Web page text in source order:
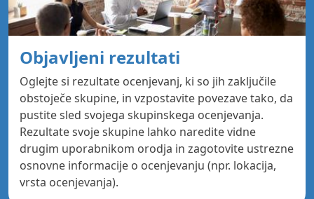
Objavljeni rezultati
Oglejte si rezultate ocenjevanj, ki so jih zaključile
obstoječe skupine, in vzpostavite povezave tako, da
pustite sled svojega skupinskega ocenjevanja.
Rezultate svoje skupine lahko naredite vidne
drugim uporabnikom orodja in zagotovite ustrezne
osnovne informacije o ocenjevanju (npr. lokacija,
vrsta ocenjevanja).